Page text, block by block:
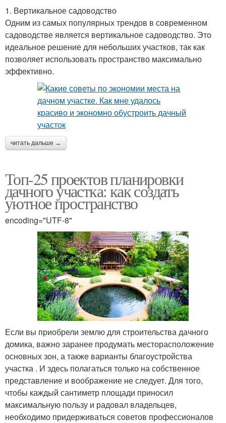
1. Вертикальное садоводство
Одним из самых популярных трендов в современном
садоводстве является вертикальное садоводство. Это
идеальное решение для небольших участков, так как
позволяет использовать пространство максимально
эффективно.
читать дальше →
Топ-25 проектов планировки
дачного участка: как создать
уютное пространство
encoding="UTF-8"
Если вы приобрели землю для строительства дачного
домика, важно заранее продумать месторасположение
основных зон, а также варианты благоустройства
участка . И здесь полагаться только на собственное
представление и воображение не следует. Для того,
чтобы каждый сантиметр площади приносил
максимальную пользу и радовал владельцев,
необходимо придерживаться советов профессионалов